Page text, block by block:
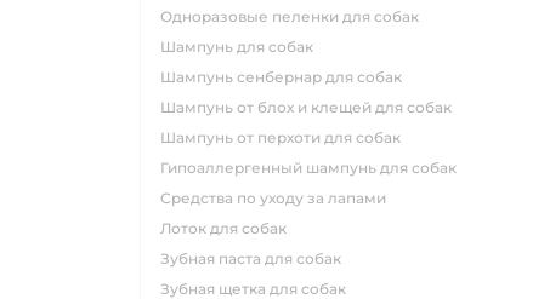
одноразовые пеленки для собак
шампунь для собак
шампунь сенбернар для собак
шампунь от блох и клещей для собак
шампунь от перхоти для собак
гипоаллергенный шампунь для собак
средства по уходу за лапами
лоток для собак
зубная паста для собак
зубная щетка для собак